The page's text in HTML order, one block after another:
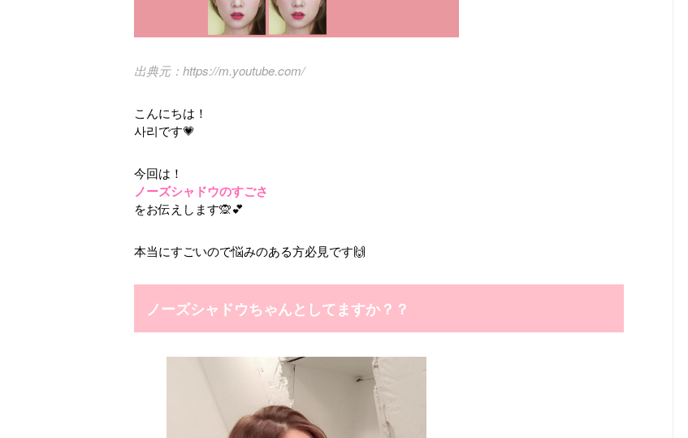
https://m.youtube.com/
こんにちは！
사리です💗
今回は！
ノーズシャドウのすごさ
をお伝えします🙊💕
本当にすごいので悩みのある方必見です🙌
ノーズシャドウちゃんとしてますか？？